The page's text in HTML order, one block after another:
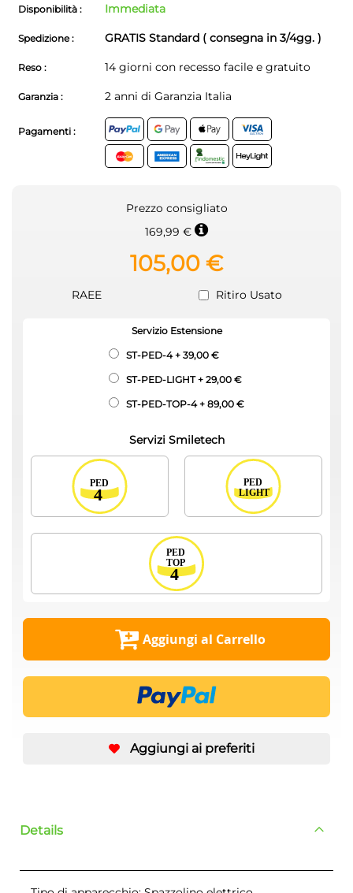
Disponibilità : Immediata
Spedizione : GRATIS Standard ( consegna in 3/4gg. )
Reso : 14 giorni con recesso facile e gratuito
Garanzia : 2 anni di Garanzia Italia
Pagamenti :
Prezzo consigliato
169,99 €
105,00 €
RAEE Ritiro Usato
Servizio Estensione
ST-PED-4+ 39,00 €
ST-PED-LIGHT+ 29,00 €
ST-PED-TOP-4+ 89,00 €
Servizi Smiletech
Aggiungi al Carrello
Aggiungi ai preferiti
Details